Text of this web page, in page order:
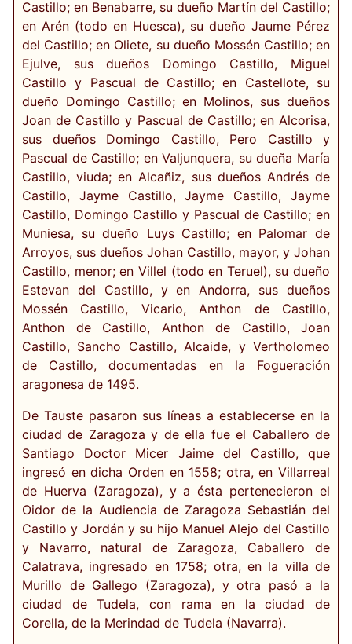
Castillo; en Benabarre, su dueño Martín del Castillo;
en Arén (todo en Huesca), su dueño Jaume Pérez
del Castillo; en Oliete, su dueño Mossén Castillo; en
Ejulve, sus dueños Domingo Castillo, Miguel
Castillo y Pascual de Castillo; en Castellote, su
dueño Domingo Castillo; en Molinos, sus dueños
Joan de Castillo y Pascual de Castillo; en Alcorisa,
sus dueños Domingo Castillo, Pero Castillo y
Pascual de Castillo; en Valjunquera, su dueña María
Castillo, viuda; en Alcañiz, sus dueños Andrés de
Castillo, Jayme Castillo, Jayme Castillo, Jayme
Castillo, Domingo Castillo y Pascual de Castillo; en
Muniesa, su dueño Luys Castillo; en Palomar de
Arroyos, sus dueños Johan Castillo, mayor, y Johan
Castillo, menor; en Villel (todo en Teruel), su dueño
Estevan del Castillo, y en Andorra, sus dueños
Mossén Castillo, Vicario, Anthon de Castillo,
Anthon de Castillo, Anthon de Castillo, Joan
Castillo, Sancho Castillo, Alcaide, y Vertholomeo
de Castillo, documentadas en la Fogueración
aragonesa de 1495.
De Tauste pasaron sus líneas a establecerse en la
ciudad de Zaragoza y de ella fue el Caballero de
Santiago Doctor Micer Jaime del Castillo, que
ingresó en dicha Orden en 1558; otra, en Villarreal
de Huerva (Zaragoza), y a ésta pertenecieron el
Oidor de la Audiencia de Zaragoza Sebastián del
Castillo y Jordán y su hijo Manuel Alejo del Castillo
y Navarro, natural de Zaragoza, Caballero de
Calatrava, ingresado en 1758; otra, en la villa de
Murillo de Gallego (Zaragoza), y otra pasó a la
ciudad de Tudela, con rama en la ciudad de
Corella, de la Merindad de Tudela (Navarra).